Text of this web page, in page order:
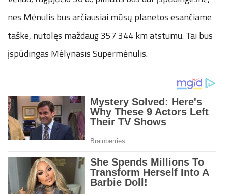
nes Mėnulis bus arčiausiai mūsų planetos esančiame
taške, nutolęs maždaug 357 344 km atstumu. Tai bus
įspūdingas Mėlynasis Supermėnulis.